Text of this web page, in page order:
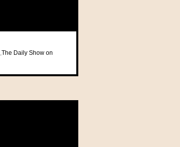
,The Daily Show on